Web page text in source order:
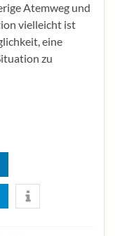
Atemweg und
vielleicht ist
eine
zu